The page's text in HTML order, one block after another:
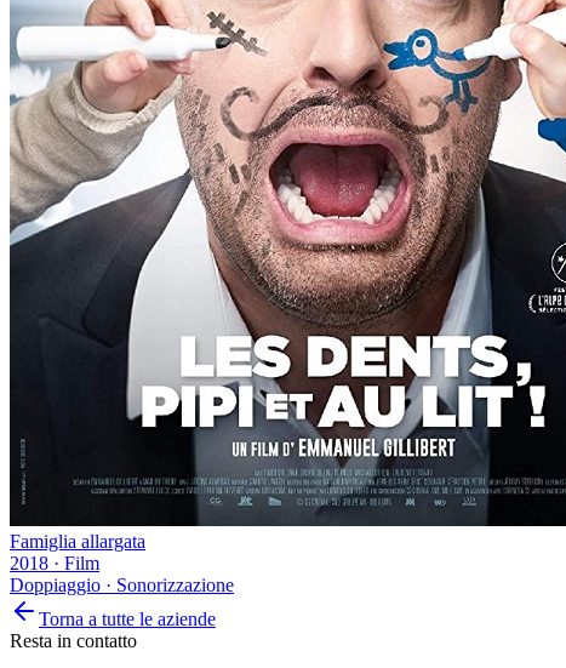
Famiglia allargata
2018 · Film
Doppiaggio · Sonorizzazione
Torna a tutte le aziende
Resta in contatto